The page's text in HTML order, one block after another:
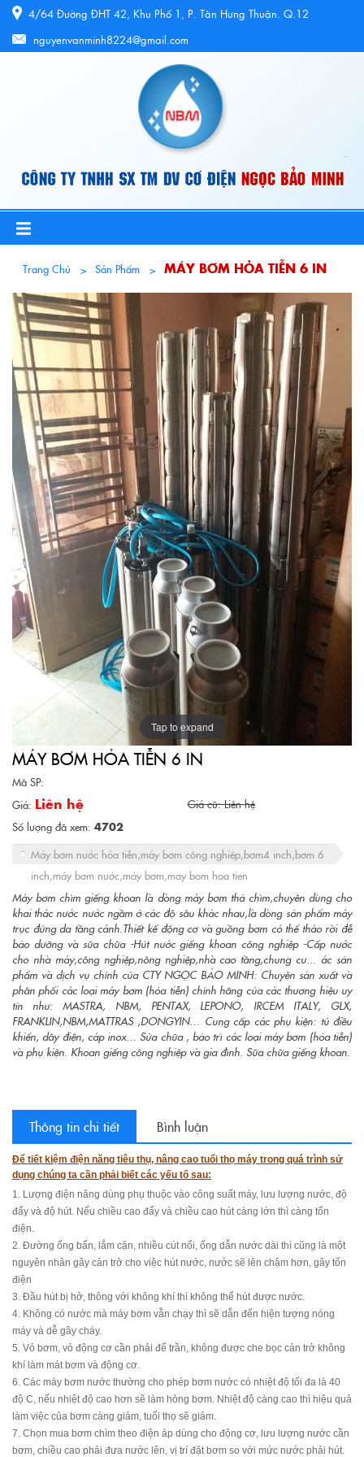
4/64 Đường ĐHT 42, Khu Phố 1, P. Tân Hưng Thuận. Q.12
nguyenvanminh8224@gmail.com
Trang Chủ Sản Phẩm MÁY BƠM HỎA TIỄN 6 IN
Tap to expand
MÁY BƠM HỎA TIỄN 6 IN
Mã SP:
Giá: Liên hệ
Giá cũ: Liên hệ
Số lượng đã xem: 4702
Máy bơm nước hỏa tiễn,máy bơm công nghiệp,bơm4 inch,bơm 6
inch,máy bơm nước,máy bơm,may bom hoa tien
Máy bơm chìm giếng khoan là dòng máy bơm thả chìm,chuyên dùng cho
khai thác nước nước ngầm ở các độ sâu khác nhau,là dòng sản phẩm máy
trục đứng da tầng cánh.Thiết kế động cơ và guồng bơm có thể tháo rời đễ
bảo dưỡng và sữa chữa -Hút nước giếng khoan công nghiệp -Cấp nước
cho nhà máy,công nghiệp,nông nghiệp,nhà cao tầng,chung cư... ác sản
phẩm và dịch vụ chính của CTY NGỌC BẢO MINH: Chuyên sản xuất và
phân phối các loại máy bơm (hỏa tiễn) chính hãng của các thương hiệu uy
tín như: MASTRA, NBM, PENTAX, LEPONO, IRCEM ITALY, GLX,
FRANKLIN,NBM,MATTRAS ,DONGYIN… Cung cấp các phụ kiện: tủ điều
khiển, dây điện, cáp inox… Sửa chữa , bảo trì các loại máy bơm (hỏa tiễn)
và phụ kiện. Khoan giếng công nghiệp và gia đình. Sữa chữa giếng khoan.
Thông tin chi tiết Bình luận
Để tiết kiệm điện năng tiêu thụ, nâng cao tuổi thọ máy trong quá trình sử
dụng chúng ta cần phải biết các yếu tố sau:
1. Lượng điện năng dùng phụ thuộc vào công suất máy, lưu lượng nước, độ
đẩy và độ hút. Nếu chiều cao đẩy và chiều cao hút càng lớn thì càng tốn
điện.
2. Đường ống bẩn, lắm cặn, nhiều cút nối, ống dẫn nước dài thì cũng là một
nguyên nhân gây cản trở cho việc hút nước, nước sẽ lên chậm hơn, gây tốn
điện
3. Đầu hút bị hở, thông với không khí thì không thể hút được nước.
4. Không có nước mà máy bơm vẫn chạy thì sẽ dẫn đến hiện tượng nóng
máy và dễ gây cháy.
5. Vỏ bơm, vỏ động cơ cần phải để trần, không được che bọc cản trở không
khí làm mát bơm và động cơ.
6. Các máy bơm nước thường cho phép bơm nước có nhiệt độ tối đa là 40
độ C, nếu nhiệt độ cao hơn sẽ làm hỏng bơm. Nhiệt độ càng cao thì hiệu quả
làm việc của bơm càng giảm, tuổi thọ sẽ giảm.
7. Chọn mua bơm chìm theo điện áp dùng cho động cơ, lưu lượng nước cần
bơm, chiều cao phải đưa nước lên, vị trí đặt bơm so với mức nước phải hút.